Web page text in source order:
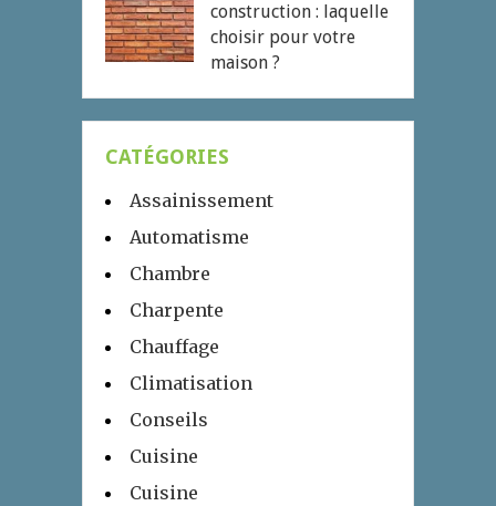
construction : laquelle
choisir pour votre
maison ?
CATÉGORIES
Assainissement
Automatisme
Chambre
Charpente
Chauffage
Climatisation
Conseils
Cuisine
Cuisine